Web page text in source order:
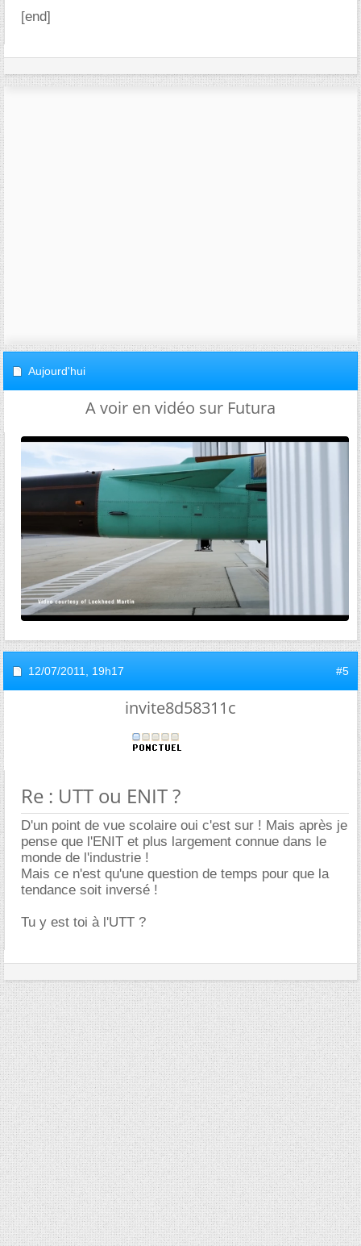
[end]
Aujourd'hui
A voir en vidéo sur Futura
12/07/2011, 19h17 #5
invite8d58311c
Re : UTT ou ENIT ?
D'un point de vue scolaire oui c'est sur ! Mais après je
pense que l'ENIT et plus largement connue dans le
monde de l'industrie !
Mais ce n'est qu'une question de temps pour que la
tendance soit inversé !
Tu y est toi à l'UTT ?